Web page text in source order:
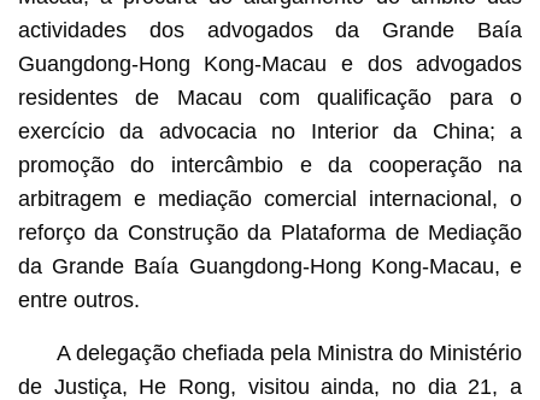
actividades dos advogados da Grande Baía
Guangdong-Hong Kong-Macau e dos advogados
residentes de Macau com qualificação para o
exercício da advocacia no Interior da China; a
promoção do intercâmbio e da cooperação na
arbitragem e mediação comercial internacional, o
reforço da Construção da Plataforma de Mediação
da Grande Baía Guangdong-Hong Kong-Macau, e
entre outros.
A delegação chefiada pela Ministra do Ministério
de Justiça, He Rong, visitou ainda, no dia 21, a